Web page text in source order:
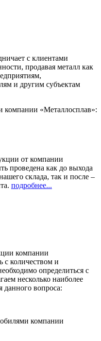
с клиентами
продавая металл как
и другим субъектам
компании «Металлосплав»:
от компании
проведена как до выхода
склада, так и после –
подробнее...
компании
с количеством и
определиться с
несколько наиболее
данного вопроса:
компании